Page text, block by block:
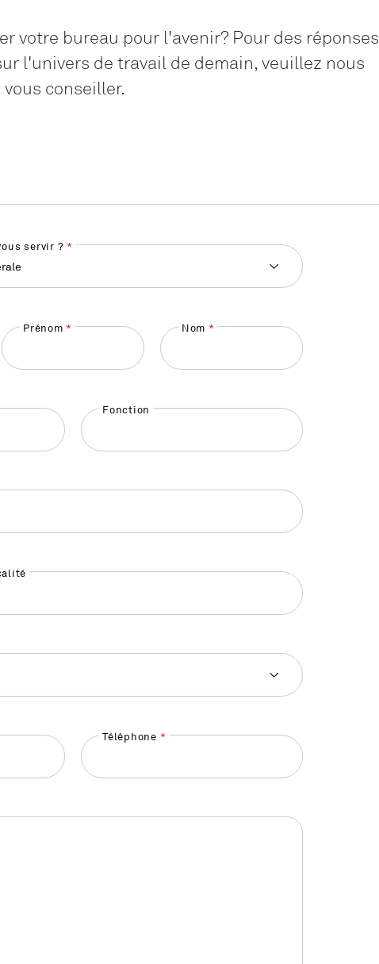
votre bureau pour l'avenir? Pour des réponses
l'univers de travail de demain, veuillez nous
conseiller.
servir ?
Prénom Nom
Fonction
Téléphone